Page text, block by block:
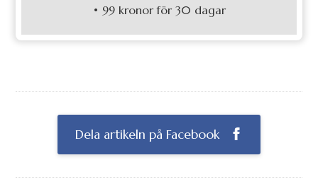
• 99 kronor för 30 dagar
Dela artikeln på Facebook